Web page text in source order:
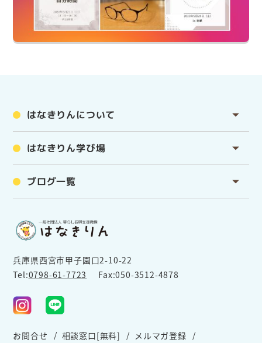
はなきりんについて
はなきりん学び場
ブログ一覧
兵庫県西宮市甲子園口2-10-22
Tel:0798-61-7723 Fax:050-3512-4878
お問合せ 相談窓口[無料] メルマガ登録